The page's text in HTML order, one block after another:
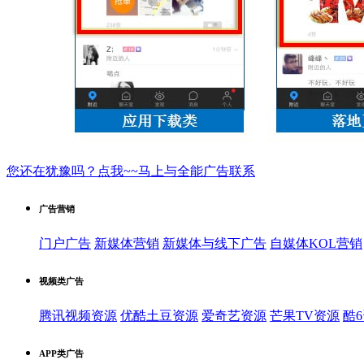
您还在犹豫吗？点我~~马上与全能广告联系
广告营销
门户广告 新媒体营销 新媒体与线下广告 自媒体KOL营销
视频类广告
腾讯视频资源 优酷土豆资源 爱奇艺资源 芒果TV资源 酷
APP类广告